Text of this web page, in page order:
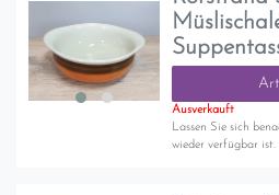
Ausverkauft
Lassen Sie sich
wieder verfügbar ist.